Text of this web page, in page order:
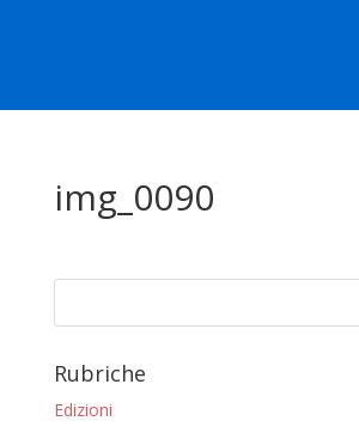
img_0090
Rubriche
Edizioni